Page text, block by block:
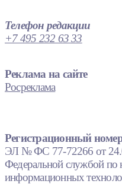
Телефон редакции
+7 495 232 63 33
Реклама на сайте
Росреклама
Регистрационный
ЭЛ № ФС 77-72266 от
Федеральной службой по
информационных